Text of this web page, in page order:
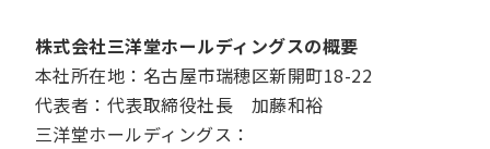
株式会社三洋堂ホールディングスの概要
本社所在地：名古屋市瑞穂区新開町18-22
代表者：代表取締役社長 加藤和裕
三洋堂ホールディングス：